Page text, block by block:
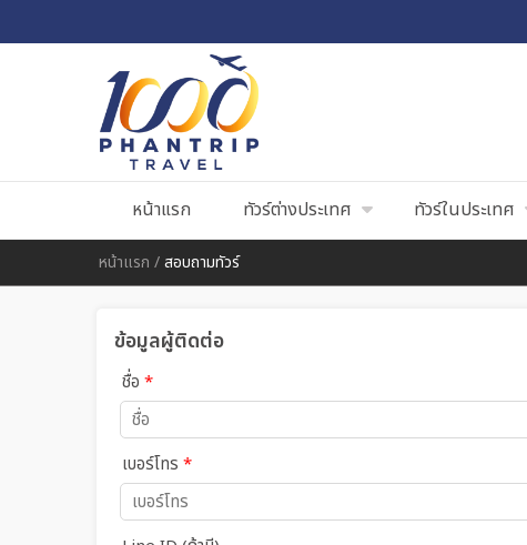
หน้าแรก ทัวร์ต่างประเทศ ทัวร์ในประเทศ
หน้าแรก /สอบถามทัวร์
ข้อมูลผู้ติดต่อ
ชื่อ *
เบอร์โทร *